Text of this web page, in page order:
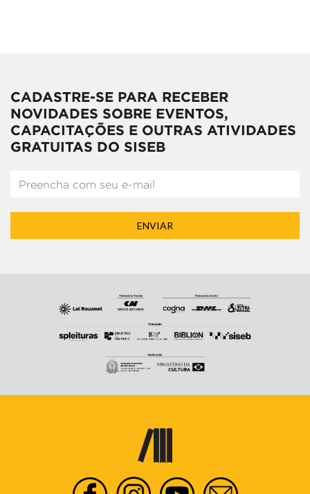
CADASTRE-SE PARA RECEBER
NOVIDADES SOBRE EVENTOS,
CAPACITAÇÕES E OUTRAS ATIVIDADES
GRATUITAS DO SISEB
ENVIAR